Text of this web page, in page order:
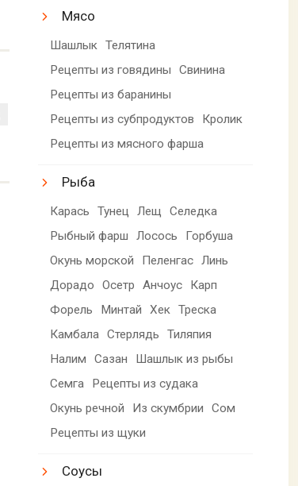
Мясо
Шашлык Телятина
Рецепты из говядины
Свинина
Рецепты из баранины
Рецепты из субпродуктов
Кролик
Рецепты из мясного фарша
Рыба
Карась Тунец Лещ
Селедка
Рыбный фарш
Лосось
Горбуша
Окунь морской
Пеленгас Линь
Дорадо
Осетр Анчоус
Карп
Форель
Минтай Хек Треска
Камбала Стерлядь
Тиляпия
Налим
Сазан
Шашлык из рыбы
Семга
Рецепты из судака
Окунь речной
Из скумбрии
Сом
Рецепты из щуки
Соусы